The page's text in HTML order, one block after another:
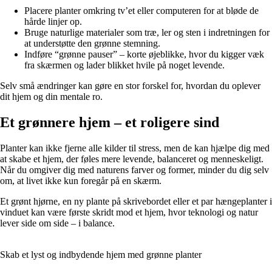
Placere planter omkring tv’et eller computeren for at bløde de
hårde linjer op.
Bruge naturlige materialer som træ, ler og sten i indretningen for
at understøtte den grønne stemning.
Indføre “grønne pauser” – korte øjeblikke, hvor du kigger væk
fra skærmen og lader blikket hvile på noget levende.
Selv små ændringer kan gøre en stor forskel for, hvordan du oplever
dit hjem og din mentale ro.
Et grønnere hjem – et roligere sind
Planter kan ikke fjerne alle kilder til stress, men de kan hjælpe dig med
at skabe et hjem, der føles mere levende, balanceret og menneskeligt.
Når du omgiver dig med naturens farver og former, minder du dig selv
om, at livet ikke kun foregår på en skærm.
Et grønt hjørne, en ny plante på skrivebordet eller et par hængeplanter i
vinduet kan være første skridt mod et hjem, hvor teknologi og natur
lever side om side – i balance.
Skab et lyst og indbydende hjem med grønne planter